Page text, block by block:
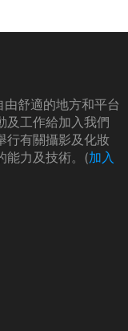
由舒適的地方和平台
及工作給加入我們
行有關攝影及化妝
能力及技術。(加入